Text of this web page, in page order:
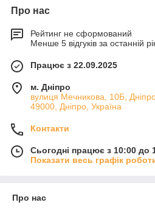
Про нас
Рейтинг не сформований
Менше 5 відгуків за останній
Працює з 22.09.2025
м. Дніпро
вулиця Мечникова, 10Б,
49000, Дніпро, Україна
Контакти
Сьогодні працює з 10:00 до
Показати весь графік
Про нас